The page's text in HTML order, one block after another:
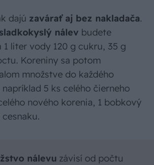
dajú zavárať aj bez nakladača.
nálev budete
liter vody 120 g cukru, 35 g
Koreniny sa potom
množstve do každého
5 ks celého čierneho
nového korenia, 1 bobkový
nálevu závisí od počtu